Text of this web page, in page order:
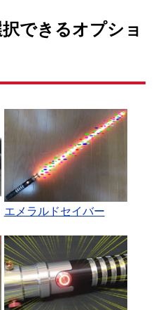
できるオプショ
エメラルドセイバー